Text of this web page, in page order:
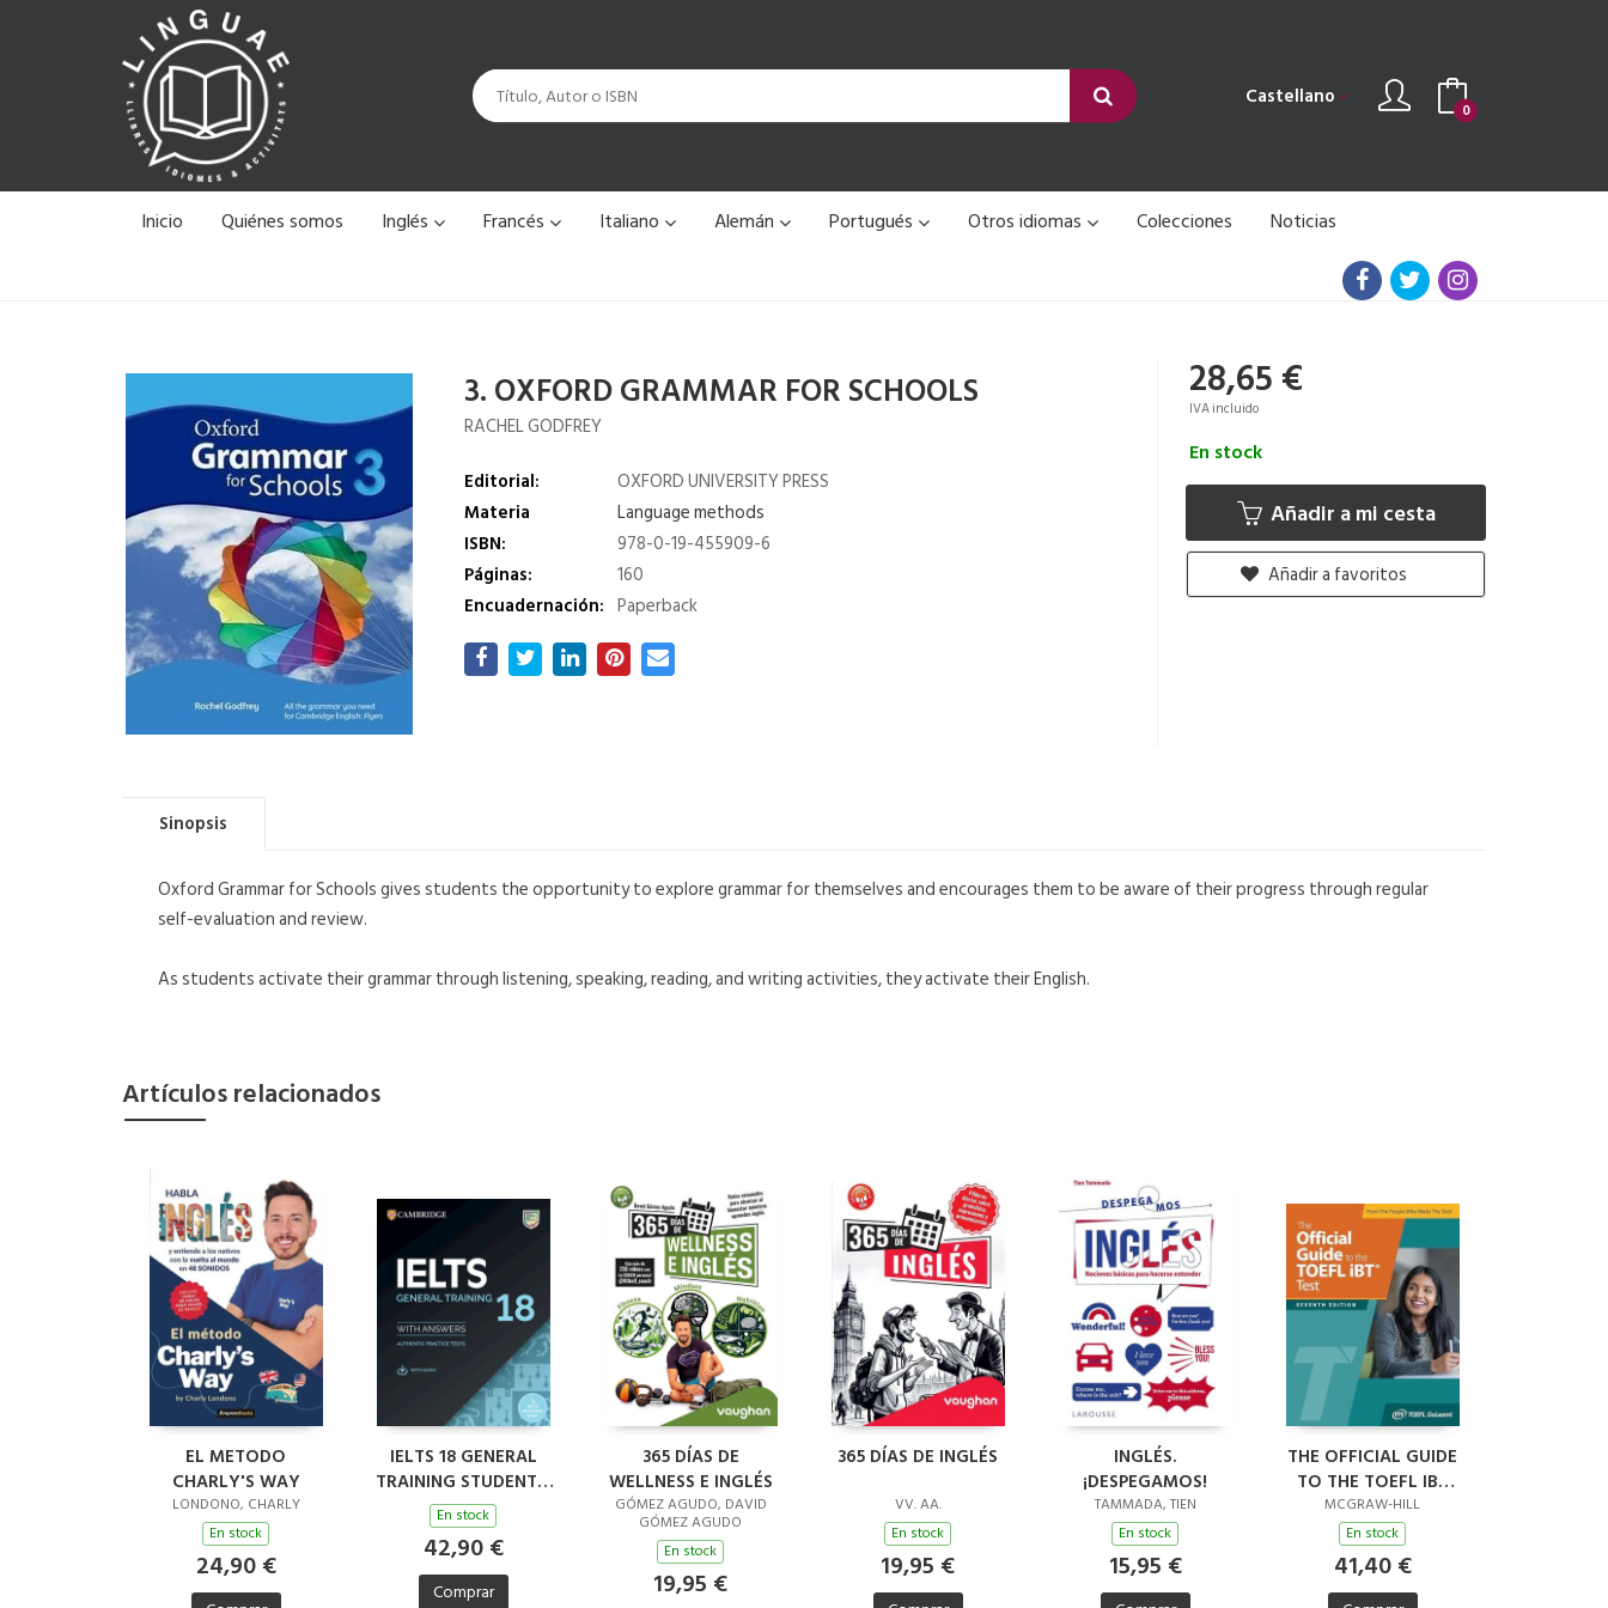
Castellano 0
Inicio Quiénes somos Inglés Francés Italiano Alemán Portugués Otros idiomas Colecciones Noticias
3. OXFORD GRAMMAR FOR SCHOOLS
RACHEL GODFREY
Editorial:
OXFORD UNIVERSITY PRESS
Materia
Language methods
ISBN:
978-0-19-455909-6
Páginas:
160
Encuadernación: Paperback
28,65 €
IVA incluido
En stock
Añadir a mi cesta
Añadir a favoritos
Sinopsis
Oxford Grammar for Schools gives students the opportunity to explore grammar for themselves and encourages them to be aware of their progress through regular
self-evaluation and review.
As students activate their grammar through listening, speaking, reading, and writing activities, they activate their English.
Artículos relacionados
EL METODO
CHARLY'S WAY
LONDONO, CHARLY
En stock
24,90 €
IELTS 18 GENERAL
TRAINING STUDENT'S
BOOK WITH
ANSWERS WITH
AUDIO WITH
RESOURCE B
En stock
42,90 €
Comprar
365 DÍAS DE
WELLNESS E INGLÉS
GÓMEZ AGUDO, DAVID
GÓMEZ AGUDO
En stock
19,95 €
365 DÍAS DE INGLÉS
VV. AA.
En stock
19,95 €
INGLÉS.
¡DESPEGAMOS!
TAMMADA, TIEN
En stock
15,95 €
THE OFFICIAL GUIDE
TO THE TOEFL IBT
TEST, SEVENTH
EDITION
MCGRAW-HILL
En stock
41,40 €